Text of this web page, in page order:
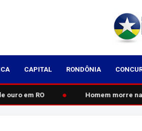
CAPITAL RONDÔNIA
em RO Homem morre na